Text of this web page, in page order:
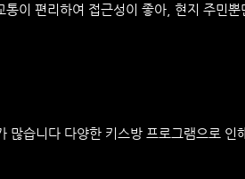
이 편리하여 접근성이 좋아, 현지 주민뿐
많습니다 다양한 키스방 프로그램으로 인